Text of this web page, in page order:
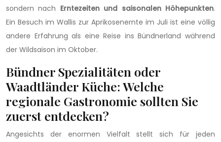
sondern nach Erntezeiten und saisonalen Höhepunkten.
Ein Besuch im Wallis zur Aprikosenernte im Juli ist eine völlig
andere Erfahrung als eine Reise ins Bündnerland während
der Wildsaison im Oktober.
Bündner Spezialitäten oder
Waadtländer Küche: Welche
regionale Gastronomie sollten Sie
zuerst entdecken?
Angesichts der enormen Vielfalt stellt sich für jeden